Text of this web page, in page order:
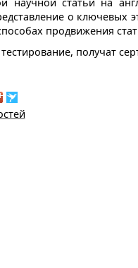
о ключевых
продвижения
получат